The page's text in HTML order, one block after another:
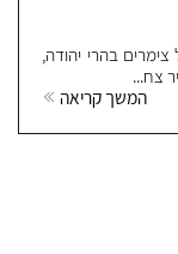
בהרי יהודה,
צח...
המשך קריאה